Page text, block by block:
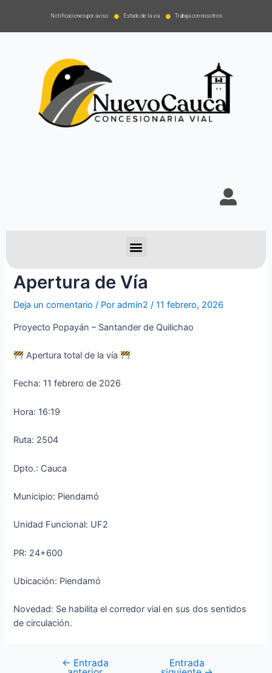
Notificaciones por aviso Estado de la via Trabaja con nosotros
Apertura de Vía
Deja un comentario / Poradmin2 /11 febrero, 2026
Proyecto Popayán – Santander de Quilichao
Apertura total de la vía
Fecha: 11 febrero de 2026
Hora: 16:19
Ruta: 2504
Dpto.: Cauca
Municipio: Piendamó
Unidad Funcional: UF2
PR: 24+600
Ubicación: Piendamó
Novedad: Se habilita el corredor vial en sus dos sentidos
de circulación.
← Entrada Entrada